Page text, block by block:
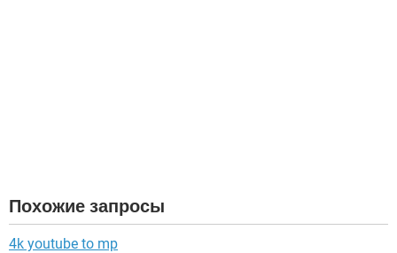
Похожие запросы
4k youtube to mp